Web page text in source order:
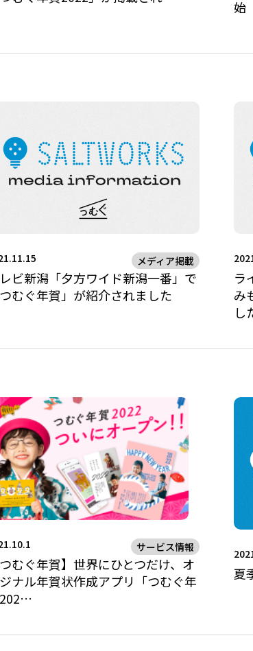
始
メディア掲載
ビ新潟「夕方ワイド新潟一番」で
つむぐ年賀」が紹介されました
ラ
み
し
サービス情報
つむぐ年賀】世界にひとつだけ、オ
ナル年賀状作成アプリ「つむぐ年
夏